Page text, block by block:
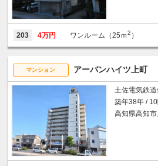
203 4万円 ワンルーム（25ｍ2 ）
マンション アーバンハイツ上町
土佐電気鉄
築年38年 /
高知県高知